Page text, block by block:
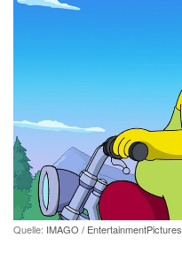
Quelle: IMAGO / EntertainmentPictures